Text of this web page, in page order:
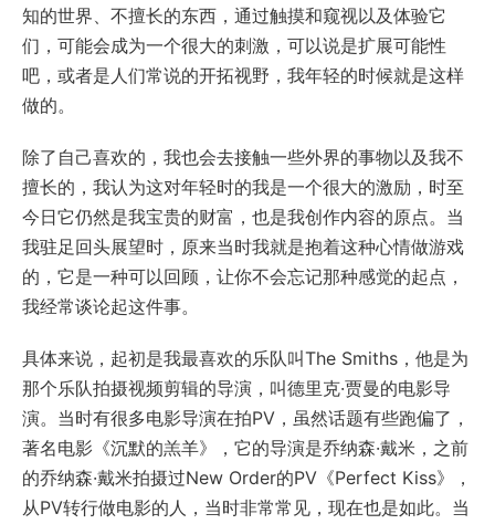
知的世界、不擅长的东西，通过触摸和窥视以及体验它
们，可能会成为一个很大的刺激，可以说是扩展可能性
吧，或者是人们常说的开拓视野，我年轻的时候就是这样
做的。
除了自己喜欢的，我也会去接触一些外界的事物以及我不
擅长的，我认为这对年轻时的我是一个很大的激励，时至
今日它仍然是我宝贵的财富，也是我创作内容的原点。当
我驻足回头展望时，原来当时我就是抱着这种心情做游戏
的，它是一种可以回顾，让你不会忘记那种感觉的起点，
我经常谈论起这件事。
具体来说，起初是我最喜欢的乐队叫The Smiths，他是为
那个乐队拍摄视频剪辑的导演，叫德里克·贾曼的电影导
演。当时有很多电影导演在拍PV，虽然话题有些跑偏了，
著名电影《沉默的羔羊》，它的导演是乔纳森·戴米，之前
的乔纳森·戴米拍摄过New Order的PV《Perfect Kiss》，
从PV转行做电影的人，当时非常常见，现在也是如此。当